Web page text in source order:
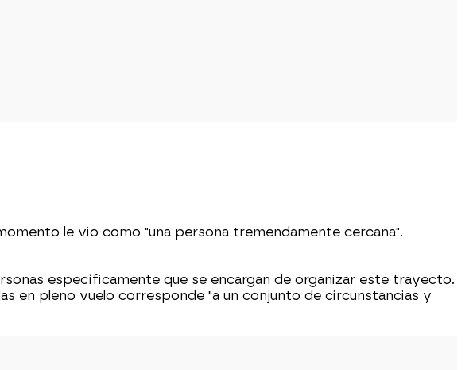
le vio como "una persona tremendamente cercana".
específicamente que se encargan de organizar este trayecto.
en pleno vuelo corresponde "a un conjunto de circunstancias y